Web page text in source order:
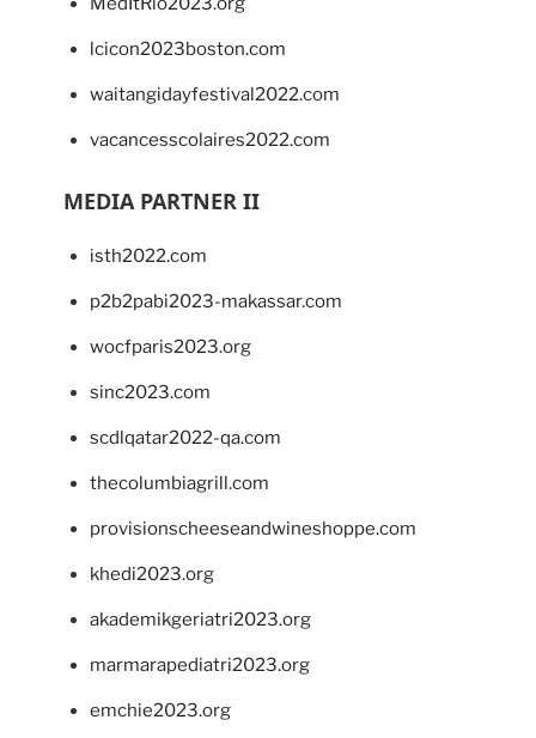
lcicon2023boston.com
waitangidayfestival2022.com
vacancesscolaires2022.com
MEDIA PARTNER II
isth2022.com
p2b2pabi2023-makassar.com
wocfparis2023.org
sinc2023.com
scdlqatar2022-qa.com
thecolumbiagrill.com
provisionscheeseandwineshoppe.com
khedi2023.org
akademikgeriatri2023.org
marmarapediatri2023.org
emchie2023.org